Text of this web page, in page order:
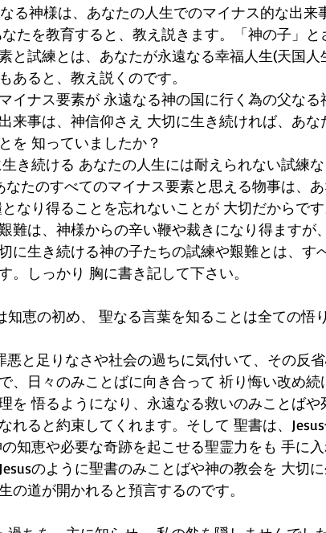
る神様は、あなたの人生でのマイナス的な出来
たを教育すると、教え説きます。「神の子」と
と試練とは、あなたが永遠なる幸福人生(天国人
あると、教え説くのです。
イナス要素が 永遠なる神の国に行く為の父なる
来事は、神信仰さえ 大切に生き続ければ、あな
を 知っていましたか？
き続ける あなたの人生には耐えられない試練な
たのすべてのマイナス要素と思える物事は、
なり得ることを忘れないことが 大切だからで
難は、神様からの辛い鞭や裁きになり得ますが
に生き続ける神の子たちの試練や艱難とは、す
。しっかり 胸に書き記して下さい。
知恵の初め、 聖なる言葉を知ることは全ての悟
悪と足りなさや社会の過ちに気付いて、その反
、日々のみことばに向き合って 祈り悔い改め続
を 悟るようになり、永遠なる救いのみことばや
れると約束してくれます。そして 聖書は、
知恵や必要な奇跡を起こせる聖霊力をも 手に入
のように聖書のみことばや神の教会を 大切
の道が開かれると預言するのです。